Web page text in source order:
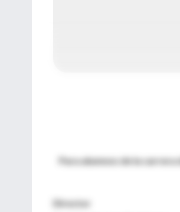
Para alumnos de la
Director